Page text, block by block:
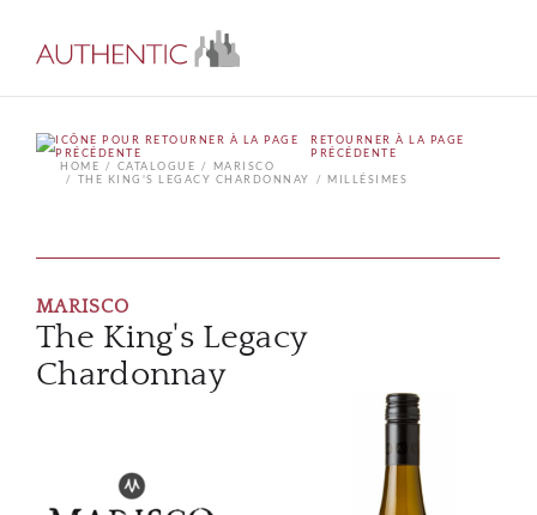
RETOURNER À LA PAGE
PRÉCÉDENTE
HOME
CATALOGUE
MARISCO
THE KING'S LEGACY CHARDONNAY
MILLÉSIMES
MARISCO
The King's Legacy
Chardonnay